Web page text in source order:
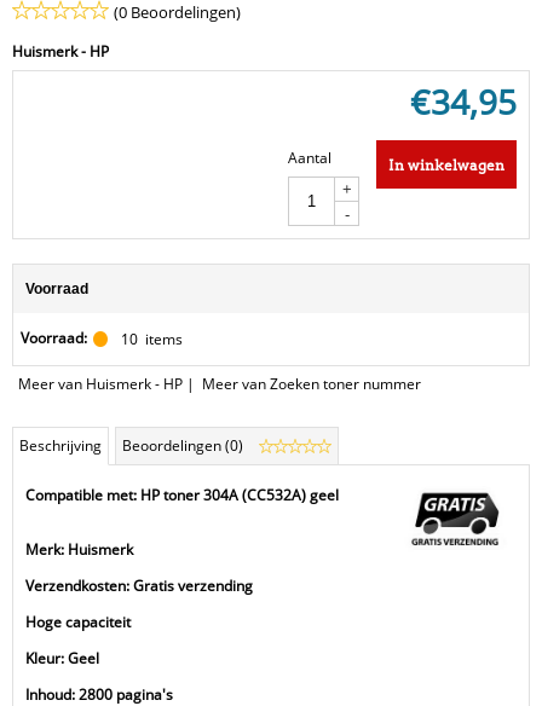
(0 Beoordelingen)
Huismerk - HP
€34,95
Aantal
+
-
In winkelwagen
Voorraad
Voorraad: 10 items
Meer van Huismerk - HP | Meer van Zoeken toner nummer
Beschrijving Beoordelingen (0)
Compatible met: HP toner 304A (CC532A) geel
Merk: Huismerk
Verzendkosten: Gratis verzending
Hoge capaciteit
Kleur: Geel
Inhoud: 2800 pagina's